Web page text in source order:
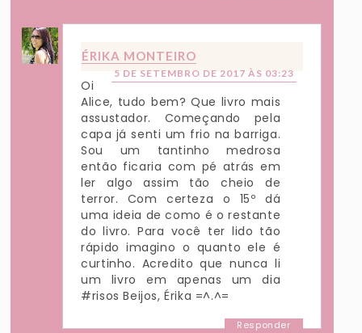
ÉRIKA MONTEIRO
5 DE SETEMBRO DE 2017 ÀS 03:23
Oi
Alice, tudo bem? Que livro mais
assustador. Começando pela
capa já senti um frio na barriga.
Sou um tantinho medrosa
então ficaria com pé atrás em
ler algo assim tão cheio de
terror. Com certeza o 15º dá
uma ideia de como é o restante
do livro. Para você ter lido tão
rápido imagino o quanto ele é
curtinho. Acredito que nunca li
um livro em apenas um dia
#risos Beijos, Érika =^.^=
Responder